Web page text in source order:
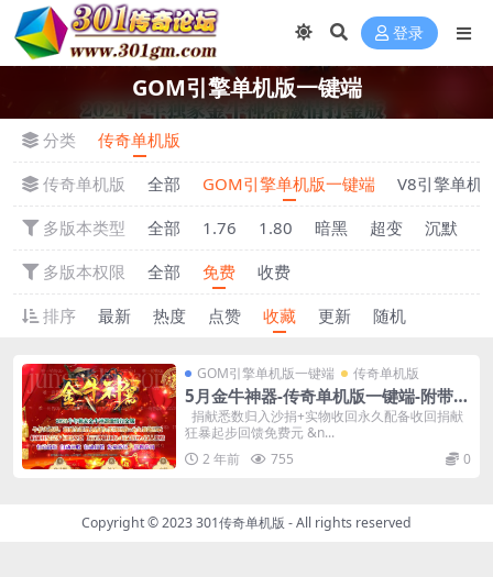
登录
GOM引擎单机版一键端
分类
传奇单机版
传奇单机版
全部 GOM引擎单机版一键端
V8引擎单机
多版本类型
全部 1.76 1.80 暗黑 超变 沉默
多版本权限
全部 免费
收费
排序
最新 热度 点赞 收藏 更新 随机
GOM引擎单机版一键端 传奇单机版
5月金牛神器-传奇单机版一键端-附带强
大GM后台-炫酷光柱-微端传奇！
捐献悉数归入沙捐+实物收回永久配备收回捐献
狂暴起步回馈免费元 &n...
2 年前
755 0
Copyright © 2023301传奇单机版 - All rights reserved